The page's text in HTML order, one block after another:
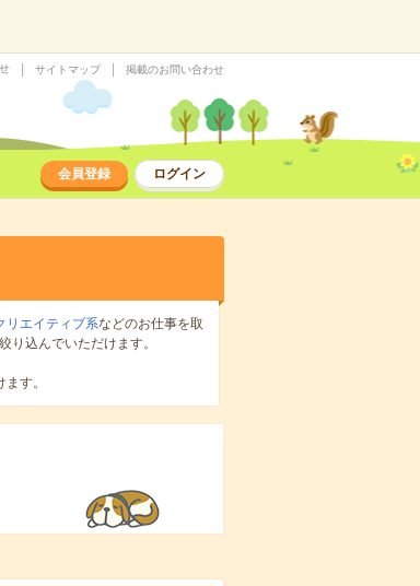
サイトマップ 掲載のお問い合わせ
会員登録 ログイン
リエイティブ系などのお仕事を取
り込んでいただけます。
す。